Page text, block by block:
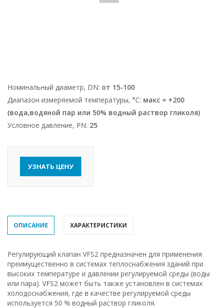
Номинальный диаметр, DN: от 15-100
Диапазон измеряемой температуры, °С: макс = +200
(вода,водяной пар или 50% водный раствор гликоля)
Условное давление, PN: 25
УЗНАТЬ ЦЕНУ
ОПИСАНИЕ ХАРАКТЕРИСТИКИ
Регулирующий клапан VFS2 предназначен для применения
преимущественно в системах теплоснабжения зданий при
высоких температуре и давлении регулируемой среды (воды
или пара). VFS2 может быть также установлен в системах
холодоснабжения, где в качестве регулируемой среды
используется 50 % водный раствор гликоля.